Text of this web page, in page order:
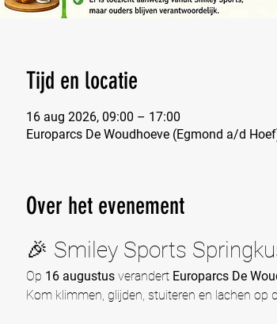
Tijd en locatie
16 aug 2026, 09:00 – 17:00
Europarcs De Woudhoeve (Egmond a/d
Over het evenement
🎉 Smiley Sports
Op 16 augustus verandert Europarcs De
Kom klimmen, glijden, stuiteren en lachen op